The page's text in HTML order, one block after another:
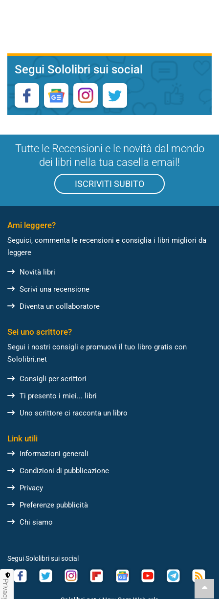
Segui Sololibri sui social
Tutte le Recensioni e le novità dal mondo
dei libri nella tua casella email!
ISCRIVITI SUBITO
Ami leggere?
Seguici, commenta le recensioni e consiglia i libri migliori da
leggere
Novità libri
Scrivi una recensione
Diventa un collaboratore
Sei uno scrittore?
Segui i nostri consigli e promuovi il tuo libro gratis con
Sololibri.net
Consigli per scrittori
Ti presento i miei... libri
Uno scrittore ci racconta un libro
Link utili
Informazioni generali
Condizioni di pubblicazione
Privacy
Preferenze pubblicità
Chi siamo
Segui Sololibri sui social
Privacy